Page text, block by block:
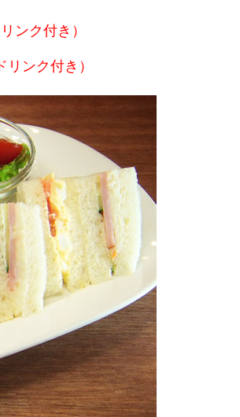
ンク付き）
リンク付き）